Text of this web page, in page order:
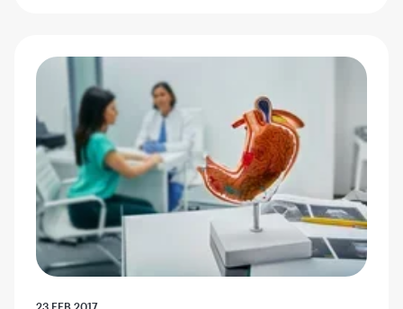
23 FEB 2017